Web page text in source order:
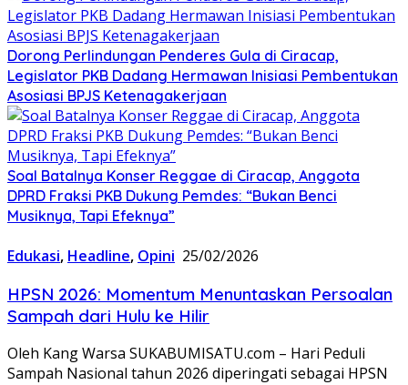
Dorong Perlindungan Penderes Gula di Ciracap,
Legislator PKB Dadang Hermawan Inisiasi Pembentukan
Asosiasi BPJS Ketenagakerjaan
Soal Batalnya Konser Reggae di Ciracap, Anggota
DPRD Fraksi PKB Dukung Pemdes: “Bukan Benci
Musiknya, Tapi Efeknya”
Edukasi, Headline, Opini 25/02/2026
HPSN 2026: Momentum Menuntaskan Persoalan
Sampah dari Hulu ke Hilir
Oleh Kang Warsa SUKABUMISATU.com – ​Hari Peduli
Sampah Nasional tahun 2026 diperingati sebagai HPSN